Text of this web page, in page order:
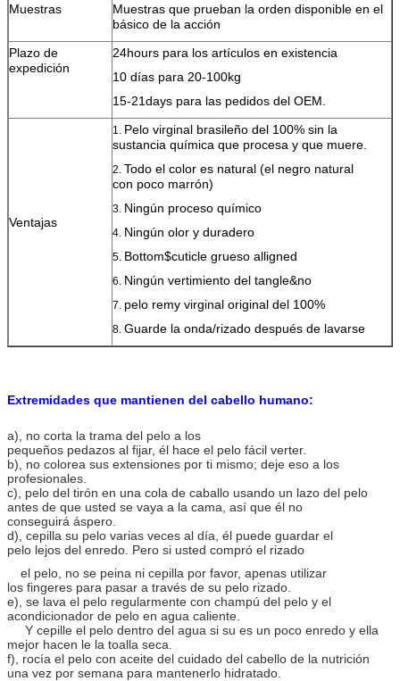
Muestras
Muestras que prueban la orden disponible en el
básico de la acción
Plazo de
expedición
24hours para los artículos en existencia
10 días para 20-100kg
15-21days para las pedidos del OEM.
Ventajas
1. Pelo virginal brasileño del 100% sin la
sustancia química que procesa y que muere.
2. Todo el color es natural (el negro natural
con poco marrón)
3. Ningún proceso químico
4. Ningún olor y duradero
5. Bottom$cuticle grueso alligned
6. Ningún vertimiento del tangle&no
7. pelo remy virginal original del 100%
8. Guarde la onda/rizado después de lavarse
Extremidades que mantienen del cabello humano:
a), no corta la trama del pelo a los
pequeños pedazos al fijar, él hace el pelo fácil verter.
b), no colorea sus extensiones por ti mismo; deje eso a los
profesionales.
c), pelo del tirón en una cola de caballo usando un lazo del pelo
antes de que usted se vaya a la cama, así que él no
conseguirá áspero.
d), cepilla su pelo varias veces al día, él puede guardar el
pelo lejos del enredo. Pero si usted compró el rizado
el pelo, no se peina ni cepilla por favor, apenas utilizar
los fingeres para pasar a través de su pelo rizado.
e), se lava el pelo regularmente con champú del pelo y el
acondicionador de pelo en agua caliente.
Y cepille el pelo dentro del agua si su es un poco enredo y ella
mejor hacen le la toalla seca.
f), rocía el pelo con aceite del cuidado del cabello de la nutrición
una vez por semana para mantenerlo hidratado.